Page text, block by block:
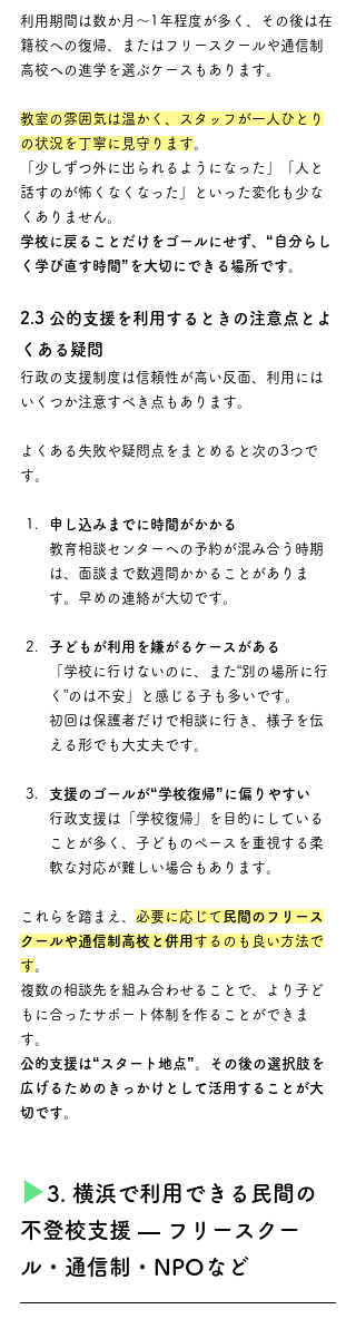
利用期間は数か月〜1年程度が多く、その後は在
籍校への復帰、またはフリースクールや通信制
高校への進学を選ぶケースもあります。
教室の雰囲気は温かく、スタッフが一人ひとり
の状況を丁寧に見守ります。
「少しずつ外に出られるようになった」「人と
話すのが怖くなくなった」といった変化も少な
くありません。
学校に戻ることだけをゴールにせず、“自分らし
く学び直す時間”を大切にできる場所です。
2.3 公的支援を利用するときの注意点とよ
くある疑問
行政の支援制度は信頼性が高い反面、利用には
いくつか注意すべき点もあります。
よくある失敗や疑問点をまとめると次の3つで
す。
申し込みまでに時間がかかる
教育相談センターへの予約が混み合う時期
は、面談まで数週間かかることがありま
す。早めの連絡が大切です。
子どもが利用を嫌がるケースがある
「学校に行けないのに、また“別の場所に行
く”のは不安」と感じる子も多いです。
初回は保護者だけで相談に行き、様子を伝
える形でも大丈夫です。
支援のゴールが“学校復帰”に偏りやすい
行政支援は「学校復帰」を目的にしている
ことが多く、子どものペースを重視する柔
軟な対応が難しい場合もあります。
これらを踏まえ、 必要に応じて 民間のフリース
クールや通信制高校と併用 するのも良い方法で
す。
複数の相談先を組み合わせることで、より子ど
もに合ったサポート体制を作ることができま
す。
公的支援は“スタート地点”。その後の選択肢を
広げるためのきっかけとして活用することが大
切です。
▶︎ 3. 横浜で利用できる民間の
不登校支援 — フリースクー
ル・通信制・NPOなど